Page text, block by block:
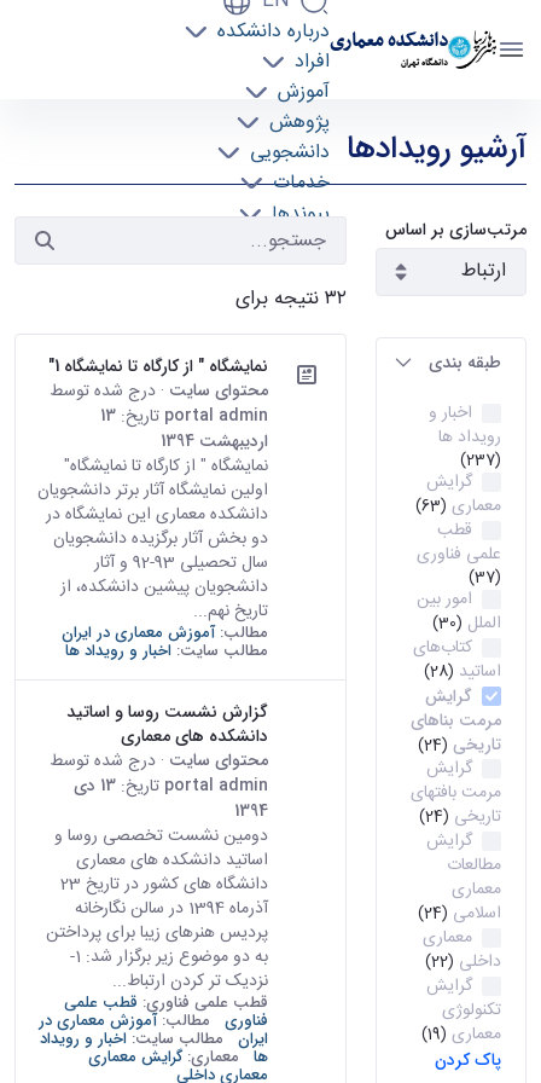
دانشکده معماری
دانشگاه تهران
درباره دانشکده
افراد
آموزش
پژوهش
دانشجویی
خدمات
پیوندها
تماس با ما
رویدادها - دانشکده معماری arch
آرشیو رویدادها
مرتب‌سازی بر اساس
طبقه بندی
اخبار و
رویداد ها
(237)
گرایش
معماری (63)
قطب
علمی فناوری
(37)
امور بین
الملل (30)
کتاب‌های
اساتید (28)
گرایش
مرمت بناهای
تاریخی (24)
گرایش
مرمت بافتهای
تاریخی (24)
گرایش
مطالعات
معماری
اسلامی (24)
معماری
داخلی (22)
گرایش
تکنولوژی
معماری (19)
پاک کردن
۳۲ نتیجه برای
نمایشگاه " از کارگاه تا نمایشگاه 1"
محتوای سایت · درج شده توسط
portal admin تاریخ:13
اردیبهشت 1394
نمایشگاه " از کارگاه تا نمایشگاه"
اولین نمایشگاه آثار برتر دانشجویان
دانشکده معماری این نمایشگاه در
دو بخش آثار برگزیده دانشجویان
سال تحصیلی 93-92 و آثار
دانشجویان پیشین دانشکده، از
تاریخ نهم...
مطالب:آموزش معماری در ایران
مطالب سایت: اخبار و رویداد ها
گزارش نشست روسا و اساتید
دانشکده های معماری
محتوای سایت · درج شده توسط
portal admin تاریخ:
13 دی
1394
دومین نشست تخصصی روسا و
اساتید دانشکده های معماری
دانشگاه های کشور در تاریخ 23
آذرماه 1394 در سالن نگارخانه
پردیس هنرهای زیبا برای پرداختن
به دو موضوع زیر برگزار شد: 1-
نزدیک تر کردن ارتباط...
قطب علمی فناوری: قطب علمی
فناوری مطالب:آموزش معماری در
ایران مطالب سایت: اخبار و رویداد
ها معماری:گرایش معماری
معماری داخلی